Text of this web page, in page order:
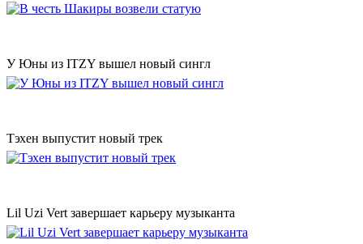
У Юны из ITZY вышел новый сингл
Тэхен выпустит новый трек
Lil Uzi Vert завершает карьеру музыканта